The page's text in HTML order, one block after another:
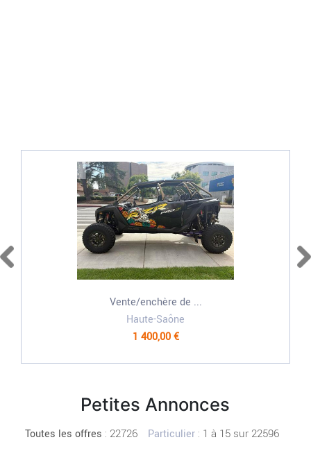
Vente/enchère de ...
Haute-Saône
1 400,00 €
Petites Annonces
Toutes les offres : 22726 Particulier: 1 à 15 sur 22596